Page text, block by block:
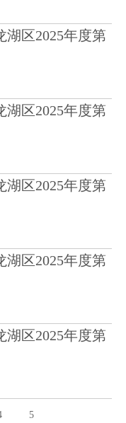
湖区2025年度第
湖区2025年度第
湖区2025年度第
湖区2025年度第
湖区2025年度第
5